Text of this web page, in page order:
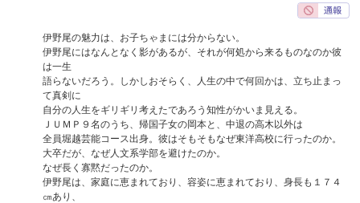
伊野尾の魅力は、お子ちゃまには分からない。
伊野尾にはなんとなく影があるが、それが何処から来るものなのか彼
は一生
語らないだろう。しかしおそらく、人生の中で何回かは、立ち止まっ
て真剣に
自分の人生をギリギリ考えたであろう知性がかいま見える。
ＪＵＭＰ９名のうち、帰国子女の岡本と、中退の高木以外は
全員堀越芸能コース出身。彼はそもそもなぜ東洋高校に行ったのか。
大卒だが、なぜ人文系学部を避けたのか。
なぜ長く寡黙だったのか。
伊野尾は、家庭に恵まれており、容姿に恵まれており、身長も１７４
㎝あり、